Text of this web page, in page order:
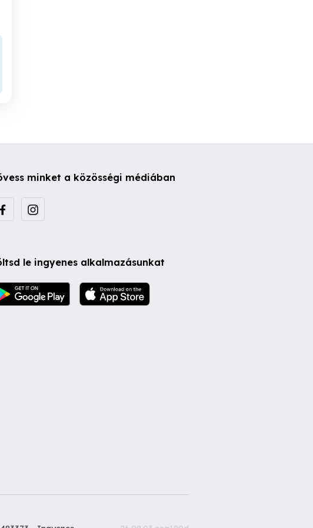
minket a közösségi médiában
le ingyenes alkalmazásunkat